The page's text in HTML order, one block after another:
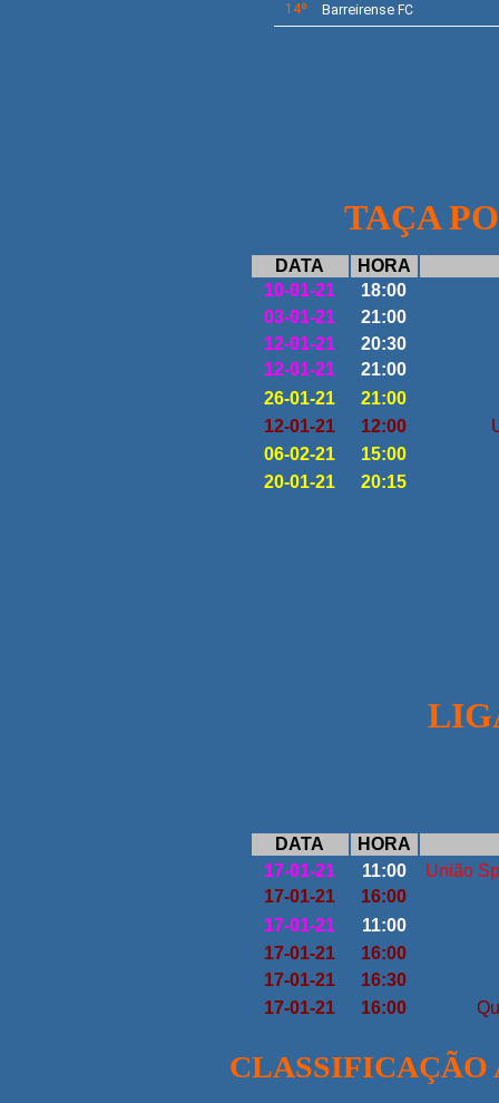
14º BarreirenseFC
TAÇA
DATA
HORA
10-01-21
18:00
03-01-21
21:00
12-01-21
20:30
12-01-21
21:00
26-01-21
21:00
12-01-21
12:00
06-02-21
15:00
20-01-21
20:15
DATA
HORA
17-01-21
11:00
União
17-01-21
16:00
17-01-21
11:00
17-01-21
16:00
17-01-21
16:30
17-01-21
16:00
CLASSIFICAÇÃO